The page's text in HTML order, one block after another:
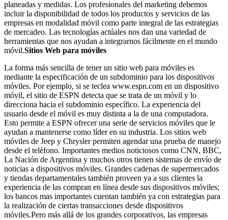
planeadas y medidas. Los profesionales del marketing debemos
incluir la disponibilidad de todos los productos y servicios de las
empresas en modalidad móvil como parte integral de las estrategias
de mercadeo. Las tecnologías actúales nos dan una variedad de
herramientas que nos ayudan a integrarnos fácilmente en el mundo
móvil.Sitios Web para móviles
La forma más sencilla de tener un sitio web para móviles es
mediante la especificación de un subdominio para los dispositivos
móviles. Por ejemplo, si se teclea www.espn.com en un dispositivo
móvil, el sitio de ESPN detecta que se trata de un móvil y lo
direcciona hacia el subdominio específico. La experiencia del
usuario desde el móvil es muy distinta a la de una computadora.
Esto permite a ESPN ofrecer una serie de servicios móviles que le
ayudan a mantenerse como líder en su industria. Los sitios web
móviles de Jeep y Chrysler permiten agendar una prueba de manejo
desde el teléfono. Importantes medios noticiosos como CNN, BBC,
La Nación de Argentina y muchos otros tienen sistemas de envío de
noticias a dispositivos móviles. Grandes cadenas de supermercados
y tiendas departamentales también proveen ya a sus clientes la
experiencia de las compran en línea desde sus dispositivos móviles;
los bancos mas importantes cuentan también ya con estrategias para
la realización de ciertas transacciones desde dispositivos
móviles.Pero más allá de los grandes corporativos, las empresas